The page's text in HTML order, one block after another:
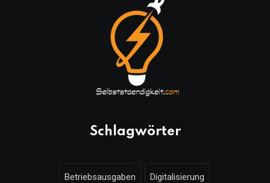
Schlagwörter
Betriebsausgaben Digitalisierung